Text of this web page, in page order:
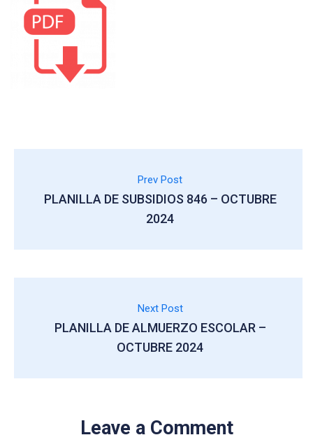
Prev Post
PLANILLA DE SUBSIDIOS 846 – OCTUBRE
2024
Next Post
PLANILLA DE ALMUERZO ESCOLAR –
OCTUBRE 2024
Leave a Comment